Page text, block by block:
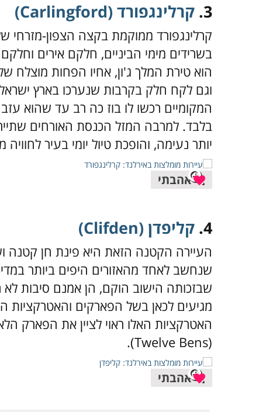
3. קרלינגפורד (Carlingford)
קרלינגפורד ממוקמת בקצה הצפון-מזרחי
בשרידים מימי הביניים, חלקם אירים
הוא טירת המלך ג'ון, אחיו הפחות
בלבד. למרבה המזל הכנסת האורחים
יותר נעימה, והופכת טיול יומי בעיר
אהבתי
4. קליפדן (Clifden )
העיירה הקטנה הזאת היא פינת חן קטנה
שנחשב לאחד מהאזורים היפים ביותר
שבזכותה הישוב הוקם, הן אמנם סיבות
מגיעים לכאן בשל הפארקים והאטרקציות
האטרקציות האלו ראוי לציין את הפארק
(Twelve Bens).
אהבתי